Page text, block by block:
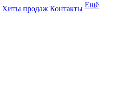
Хиты продаж Контакты Ещё